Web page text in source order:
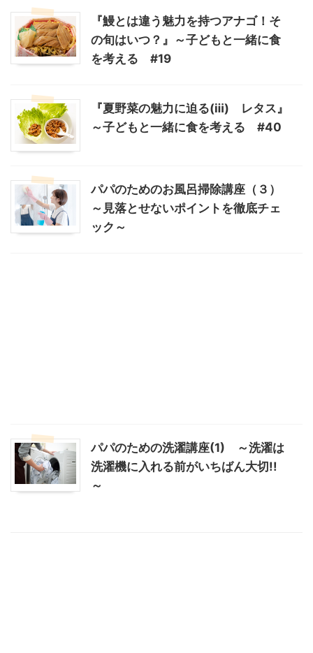
『鰻とは違う魅力を持つアナゴ！そ
の旬はいつ？』～子どもと一緒に食
を考える #19
『夏野菜の魅力に迫る(ⅲ) レタス』
～子どもと一緒に食を考える #40
パパのためのお風呂掃除講座（３）
～見落とせないポイントを徹底チェ
ック～
パパのための洗濯講座(1) ～洗濯は
洗濯機に入れる前がいちばん大切!!
～